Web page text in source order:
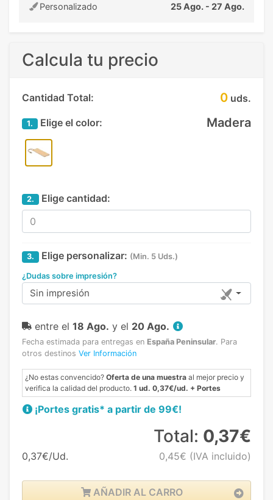
Personalizado
25 Ago. - 27 Ago.
Calcula tu precio
Cantidad Total: 0 uds.
1. Elige el color: Madera
2. Elige cantidad:
3. Elige personalizar: (Min. 5 Uds.)
¿Dudas sobre impresión?
Sin impresión
entre el 18 Ago. y el 20 Ago.
Fecha estimada para entregas en España Peninsular. Para
otros destinos Ver Información
¿No estas convencido? Oferta de una muestra al mejor precio y
verifica la calidad del producto. 1 ud. 0,37€/ud. + Portes
¡Portes gratis* a partir de 99€!
0,37€/Ud.
Total: 0,37€
0,45€ (IVA incluido)
AÑADIR AL CARRO